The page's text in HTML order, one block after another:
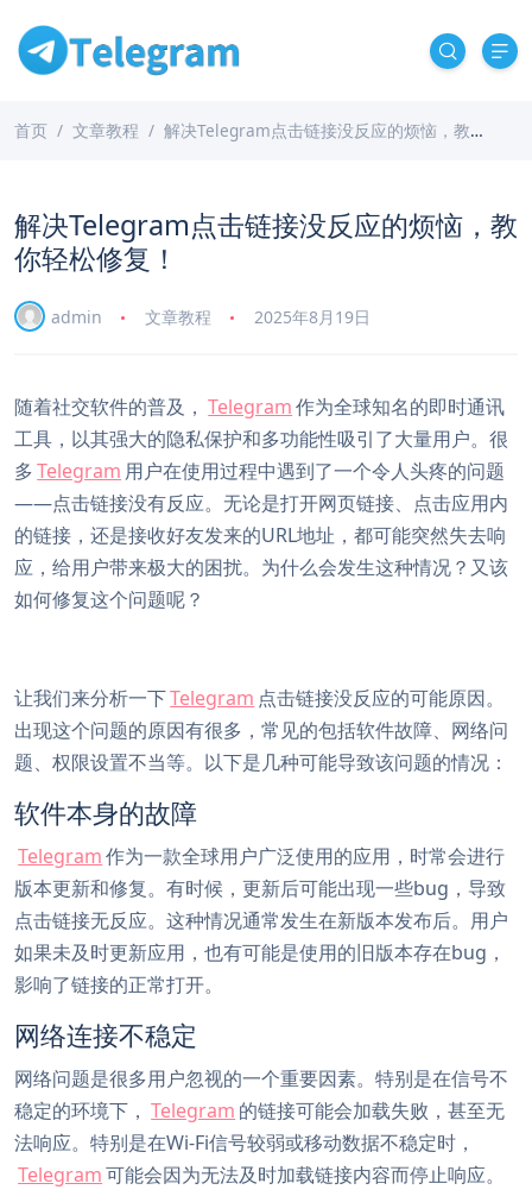
首页 文章教程 解决Telegram点击链接没反应的烦恼，教你轻松修复！
解决Telegram点击链接没反应的烦恼，教
你轻松修复！
admin 文章教程 2025年8月19日
随着社交软件的普及， Telegram作为全球知名的即时通讯
工具，以其强大的隐私保护和多功能性吸引了大量用户。很
多Telegram 用户在使用过程中遇到了一个令人头疼的问题
——点击链接没有反应。无论是打开网页链接、点击应用内
的链接，还是接收好友发来的URL地址，都可能突然失去响
应，给用户带来极大的困扰。为什么会发生这种情况？又该
如何修复这个问题呢？
让我们来分析一下Telegram 点击链接没反应的可能原因。
出现这个问题的原因有很多，常见的包括软件故障、网络问
题、权限设置不当等。以下是几种可能导致该问题的情况：
软件本身的故障
Telegram作为一款全球用户广泛使用的应用，时常会进行
版本更新和修复。有时候，更新后可能出现一些bug，导致
点击链接无反应。这种情况通常发生在新版本发布后。用户
如果未及时更新应用，也有可能是使用的旧版本存在bug，
影响了链接的正常打开。
网络连接不稳定
网络问题是很多用户忽视的一个重要因素。特别是在信号不
稳定的环境下， Telegram 的链接可能会加载失败，甚至无
法响应。特别是在Wi-Fi信号较弱或移动数据不稳定时，
Telegram可能会因为无法及时加载链接内容而停止响应。